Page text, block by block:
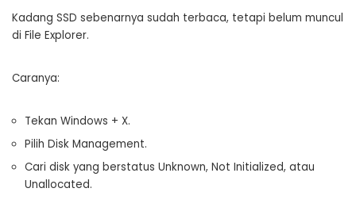
Kadang SSD sebenarnya sudah terbaca, tetapi belum muncul
di File Explorer.
Caranya:
Tekan Windows + X.
Pilih Disk Management.
Cari disk yang berstatus Unknown, Not Initialized, atau
Unallocated.